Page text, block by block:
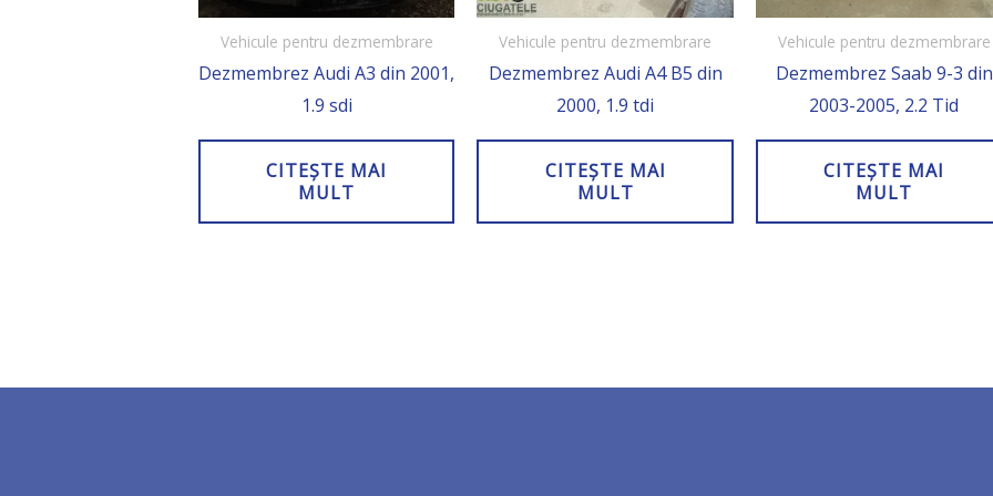
Vehicule pentru dezmembrare
Dezmembrez Audi A3 din 2001,
1.9 sdi
CITEȘTE MAI
MULT
Vehicule pentru dezmembrare
Dezmembrez Audi A4 B5 din
2000, 1.9 tdi
CITEȘTE MAI
MULT
Vehicule pentru dezmembrare
Dezmembrez Saab 9-3 din
2003-2005, 2.2 Tid
CITEȘTE MAI
MULT